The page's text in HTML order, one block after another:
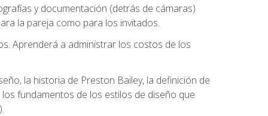
y documentación (detrás de cámaras)
la pareja como para los invitados.
Aprenderá a administrar los costos de los
la historia de Preston Bailey, la definición de
fundamentos de los estilos de diseño que